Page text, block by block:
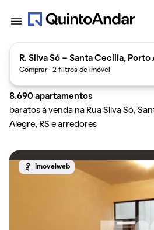
R. Silva Só - Santa Cecília,
Comprar · 2 filtros de imóvel
8.690 apartamentos
baratos à venda na Rua Silva Só,
Alegre, RS e arredores
Imovelweb